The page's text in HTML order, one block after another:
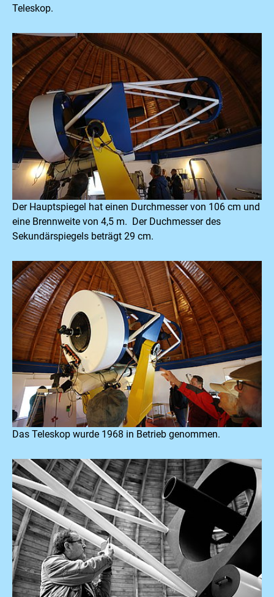
Teleskop.
Der Hauptspiegel hat einen Durchmesser von 106 cm und
eine Brennweite von 4,5 m. Der Duchmesser des
Sekundärspiegels beträgt 29 cm.
Das Teleskop wurde 1968 in Betrieb genommen.